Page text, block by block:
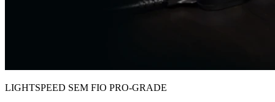
LIGHTSPEED SEM FIO PRO-GRADE